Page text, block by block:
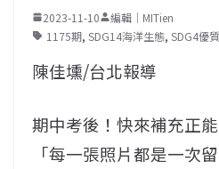
2023-11-10
編輯｜MITien
1175期, SDG14海洋生態, SDG4優
陳佳壎/台北報導
期中考後！快來補充正
「每一張照片都是一次